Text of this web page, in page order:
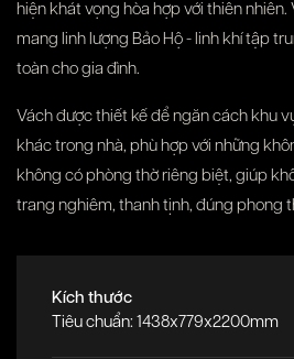
hiện khát vọng hòa hợp với thiên
mang linh lượng Bảo Hộ - linh khí tập
toàn cho gia đình.
Vách được thiết kế để ngăn cách khu
khác trong nhà, phù hợp với những
không có phòng thờ riêng biệt, giúp
trang nghiêm, thanh tịnh, đúng phong
Kích thước
Tiêu chuẩn: 1438x779x2200mm